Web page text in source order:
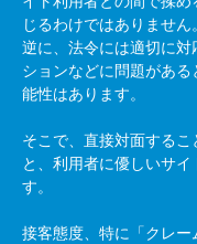
じるわけではありません。
逆に、法令には適切に
ションなどに問題があ
能性はあります。
そこで、直接対面する
と、利用者に優しいサ
す。
接客態度、特に「クレ